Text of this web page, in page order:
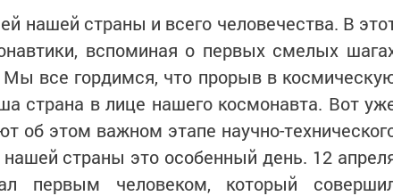
нашей страны и всего человечества. В
вспоминая о первых смелых
Мы все гордимся, что прорыв в
страна в лице нашего космонавта. Вот
об этом важном этапе научно-
страны это особенный день. 12
первым человеком, который